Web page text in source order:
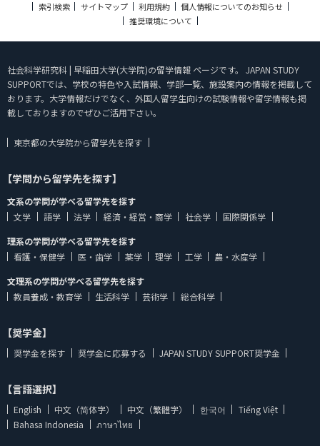
索引検索
サイトマップ 利用規約
個人情報についてのお知らせ
推奨環境について
社会科学研究科 | 早稲田大学(大学院)の留学情報 ページです。 JAPAN STUDY
SUPPORTでは、学校の特色や入試情報、学部一覧、施設案内の情報を掲載して
おります。大学情報だけでなく、外国人留学生向けの試験情報や留学情報も掲
載しておりますのでぜひご活用下さい。
東京都の大学院から留学先を探す
【学問から留学先を探す】
文系の学問が学べる留学先を探す
文学
語学 法学 経済・経営・商学 社会学
国際関係学
理系の学問が学べる留学先を探す
看護・保健学
医・歯学 薬学 理学 工学
農・水産学
文理系の学問が学べる留学先を探す
教員養成・教育学
生活科学 芸術学 総合科学
【奨学金】
奨学金を探す 奨学金に応募する JAPAN STUDY SUPPORT奨学金
【言語選択】
English 中文（简体字） 中文（繁體字） 한국어
Tiếng Việt
Bahasa Indonesia
ภาษาไทย